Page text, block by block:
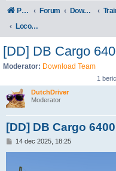
Portal Forum Downloads
Locomotieven
[DD] DB Cargo
Moderator: Download Team
1
DutchDriver
Moderator
[DD] DB Cargo
B14 dec 2025, 18:25